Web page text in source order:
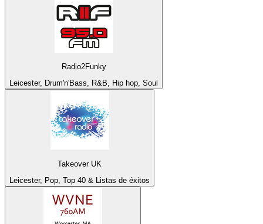
Radio2Funky
Leicester, Drum'n'Bass, R&B, Hip hop, Soul
Takeover UK
Leicester, Pop, Top 40 & Listas de éxitos